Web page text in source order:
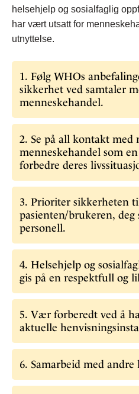
helsehjelp og sosialfaglig
har vært utsatt for
utnyttelse.
1. Følg WHOs
sikkerhet ved samtaler
menneskehandel.
​​​2. Se på all kontakt med
menneskehandel som
forbedre deres
3. Prioriter sikkerheten
pasienten/brukeren, deg
personell.
4. Helsehjelp og
gis på en respektfull og
5. Vær forberedt ved å
aktuelle
6. Samarbeid med andre